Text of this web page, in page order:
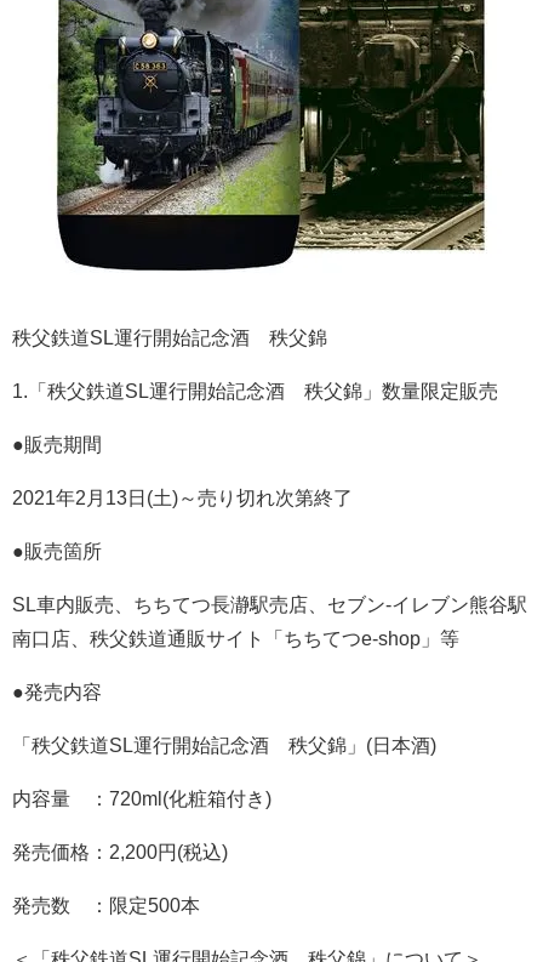
秩父鉄道SL運行開始記念酒 秩父錦
1.「秩父鉄道SL運行開始記念酒 秩父錦」数量限定販売
●販売期間
2021年2月13日(土)～売り切れ次第終了
●販売箇所
SL車内販売、ちちてつ長瀞駅売店、セブン-イレブン熊谷駅
南口店、秩父鉄道通販サイト「ちちてつe-shop」等
●発売内容
「秩父鉄道SL運行開始記念酒 秩父錦」(日本酒)
内容量 ：720ml(化粧箱付き)
発売価格：2,200円(税込)
発売数 ：限定500本